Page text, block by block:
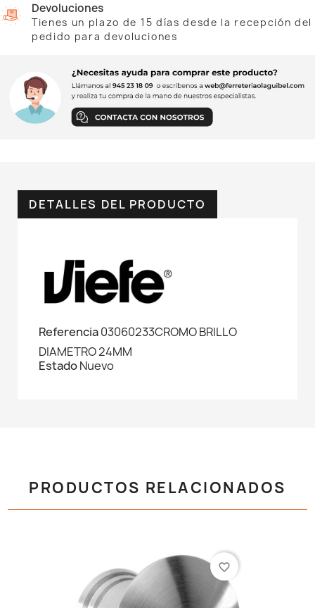
Devoluciones
Tienes un plazo de 15 días desde la recepción del
pedido para devoluciones
DETALLES DEL PRODUCTO
Referencia03060233CROMO BRILLO
DIAMETRO 24MM
EstadoNuevo
PRODUCTOS RELACIONADOS
favorite_border